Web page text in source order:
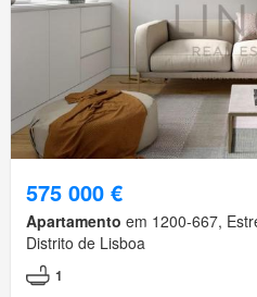
575 000 €
Apartamento em 1200-667,
Distrito de Lisboa
1